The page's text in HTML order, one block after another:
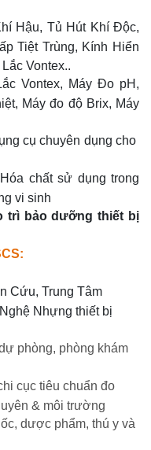
Hậu, Tủ Hút Khí Độc,
Tiệt Trùng, Kính Hiển
Vontex..
Vontex, Máy Đo pH,
Máy đo độ Brix, Máy
cụ chuyên dụng cho
chất sử dụng trong
vi sinh
trì bảo dưỡng thiết bị
Cứu, Trung Tâm
Nhựng thiết bị
phòng, phòng khám
cục tiêu chuẩn đo
& môi trường
dược phẩm, thú y và